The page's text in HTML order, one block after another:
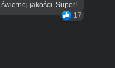
jakości. Super!
17